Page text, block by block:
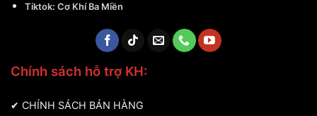
Tiktok: Cơ Khí Ba Miền
Chính sách hỗ trợ KH:
✔ CHÍNH SÁCH BÁN HÀNG